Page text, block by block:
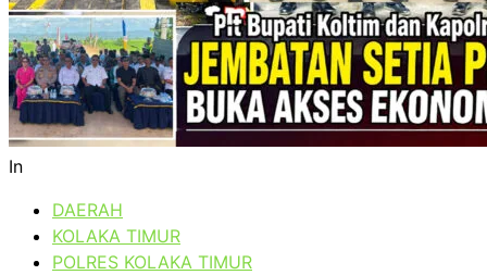
In
DAERAH
KOLAKA TIMUR
POLRES KOLAKA TIMUR